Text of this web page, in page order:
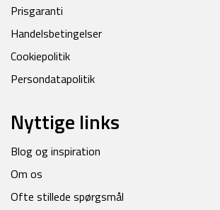
Prisgaranti
Handelsbetingelser
Cookiepolitik
Persondatapolitik
Nyttige links
Blog og inspiration
Om os
Ofte stillede spørgsmål